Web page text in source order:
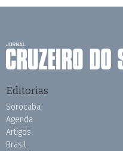
Editorias
Sorocaba
Agenda
Artigos
Brasil